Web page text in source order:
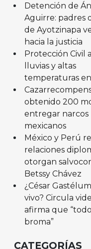
Detención de
Aguirre: padres
de Ayotzinapa
hacia la justicia
Protección Civil
lluvias y altas
temperaturas
obtenido 200
entregar narcos
mexicanos
México y Perú
relaciones
otorgan
Betssy Chávez
¿César
vivo? Circula
afirma que
broma”
CATEGORÍAS